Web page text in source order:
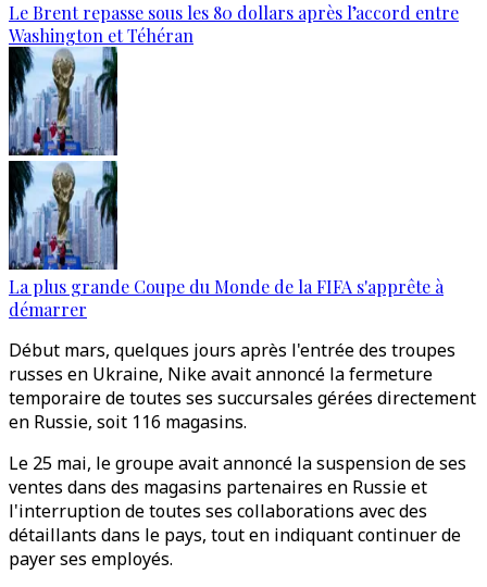
Le Brent repasse sous les 80 dollars après l’accord entre
Washington et Téhéran
La plus grande Coupe du Monde de la FIFA s'apprête à
démarrer
Début mars, quelques jours après l'entrée des troupes
russes en Ukraine, Nike avait annoncé la fermeture
temporaire de toutes ses succursales gérées directement
en Russie, soit 116 magasins.
Le 25 mai, le groupe avait annoncé la suspension de ses
ventes dans des magasins partenaires en Russie et
l'interruption de toutes ses collaborations avec des
détaillants dans le pays, tout en indiquant continuer de
payer ses employés.